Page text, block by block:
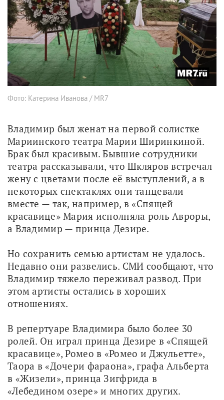
Фото: Катерина Иванова / MR7
Владимир был женат на первой солистке
Мариинского театра Марии Ширинкиной.
Брак был красивым. Бывшие сотрудники
театра рассказывали, что Шкляров встречал
жену с цветами после её выступлений, а в
некоторых спектаклях они танцевали
вместе — так, например, в «Спящей
красавице» Мария исполняла роль Авроры,
а Владимир — принца Дезире.
Но сохранить семью артистам не удалось.
Недавно они развелись. СМИ сообщают, что
Владимир тяжело переживал развод. При
этом артисты остались в хороших
отношениях.
В репертуаре Владимира было более 30
ролей. Он играл принца Дезире в «Спящей
красавице», Ромео в «Ромео и Джульетте»,
Таора в «Дочери фараона», графа Альберта
в «Жизели», принца Зигфрида в
«Лебедином озере» и многих других.